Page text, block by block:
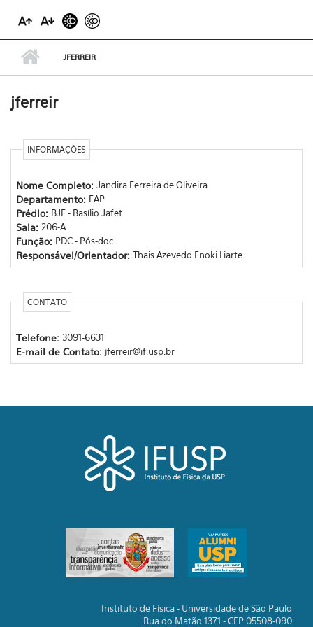
JFERREIR
jferreir
INFORMAÇÕES
Nome Completo: Jandira Ferreira de Oliveira
Departamento: FAP
Prédio: BJF - Basílio Jafet
Sala: 206-A
Função: PDC - Pós-doc
Responsável/Orientador: Thais Azevedo Enoki Liarte
CONTATO
Telefone: 3091-6631
E-mail de Contato: jferreir@if.usp.br
Instituto de Física - Universidade de São Paulo
Rua do Matão 1371 - CEP 05508-090